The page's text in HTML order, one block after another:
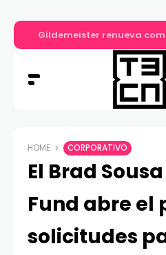
Gildemeister renueva
HOME CORPORATIVO
El Brad
Fund abre el
solicitudes